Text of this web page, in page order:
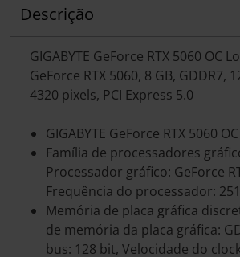
Descrição
GIGABYTE GeForce RTX 5060 OC
GeForce RTX 5060, 8 GB, GDDR7,
4320 pixels, PCI Express 5.0
GIGABYTE GeForce RTX 5060
Família de processadores
Processador gráfico: GeForce
Frequência do processador:
Memória de placa gráfica
de memória da placa gráfica:
bus: 128 bit, Velocidade do